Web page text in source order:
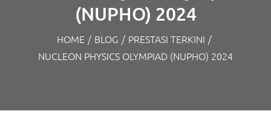
(NUPHO) 2024
HOME / BLOG / PRESTASI TERKINI /
NUCLEON PHYSICS OLYMPIAD (NUPHO) 2024